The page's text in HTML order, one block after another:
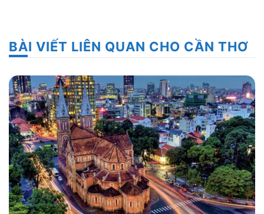
BÀI VIẾT LIÊN QUAN CHO CẦN THƠ